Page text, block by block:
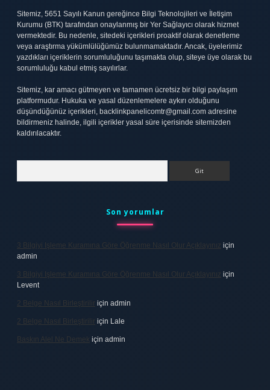
Sitemiz, 5651 Sayılı Kanun gereğince Bilgi Teknolojileri ve İletişim
Kurumu (BTK) tarafından onaylanmış bir Yer Sağlayıcı olarak hizmet
vermektedir. Bu nedenle, sitedeki içerikleri proaktif olarak denetleme
veya araştırma yükümlülüğümüz bulunmamaktadır. Ancak, üyelerimiz
yazdıkları içeriklerin sorumluluğunu taşımakta olup, siteye üye olarak bu
sorumluluğu kabul etmiş sayılırlar.
Sitemiz, kar amacı gütmeyen ve tamamen ücretsiz bir bilgi paylaşım
platformudur. Hukuka ve yasal düzenlemelere aykırı olduğunu
düşündüğünüz içerikleri, backlinkpanelicomtr@gmail.com adresine
bildirmeniz halinde, ilgili içerikler yasal süre içerisinde sitemizden
kaldırılacaktır.
Son yorumlar
3 Bilgiyi Işleme Kuramına Göre Öğrenme Nasıl Olur Açıklayınız için
admin
3 Bilgiyi Işleme Kuramına Göre Öğrenme Nasıl Olur Açıklayınız için
Levent
2 Belge Nasıl Birleştirilir için admin
2 Belge Nasıl Birleştirilir için Lale
Baskın Alel Ne Demek için admin